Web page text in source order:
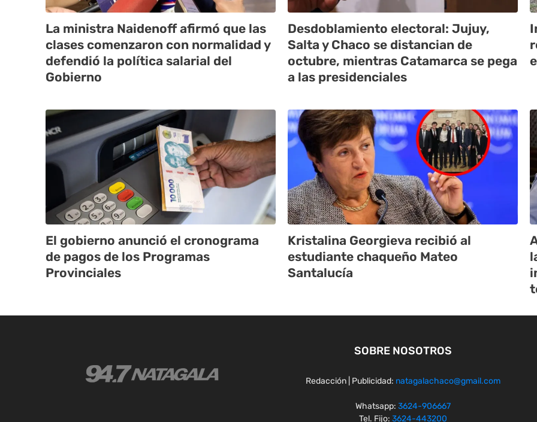
La ministra Naidenoff afirmó que las
clases comenzaron con normalidad y
defendió la política salarial del
Gobierno
Desdoblamiento electoral: Jujuy,
Salta y Chaco se distancian de
octubre, mientras Catamarca se pega
a las presidenciales
El gobierno anunció el cronograma
de pagos de los Programas
Provinciales
Kristalina Georgieva recibió al
estudiante chaqueño Mateo
Santalucía
SOBRE NOSOTROS
Redacción | Publicidad: natagalachaco@gmail.com
Whatsapp: 3624-906667
Tel. Fijo: 3624-443200